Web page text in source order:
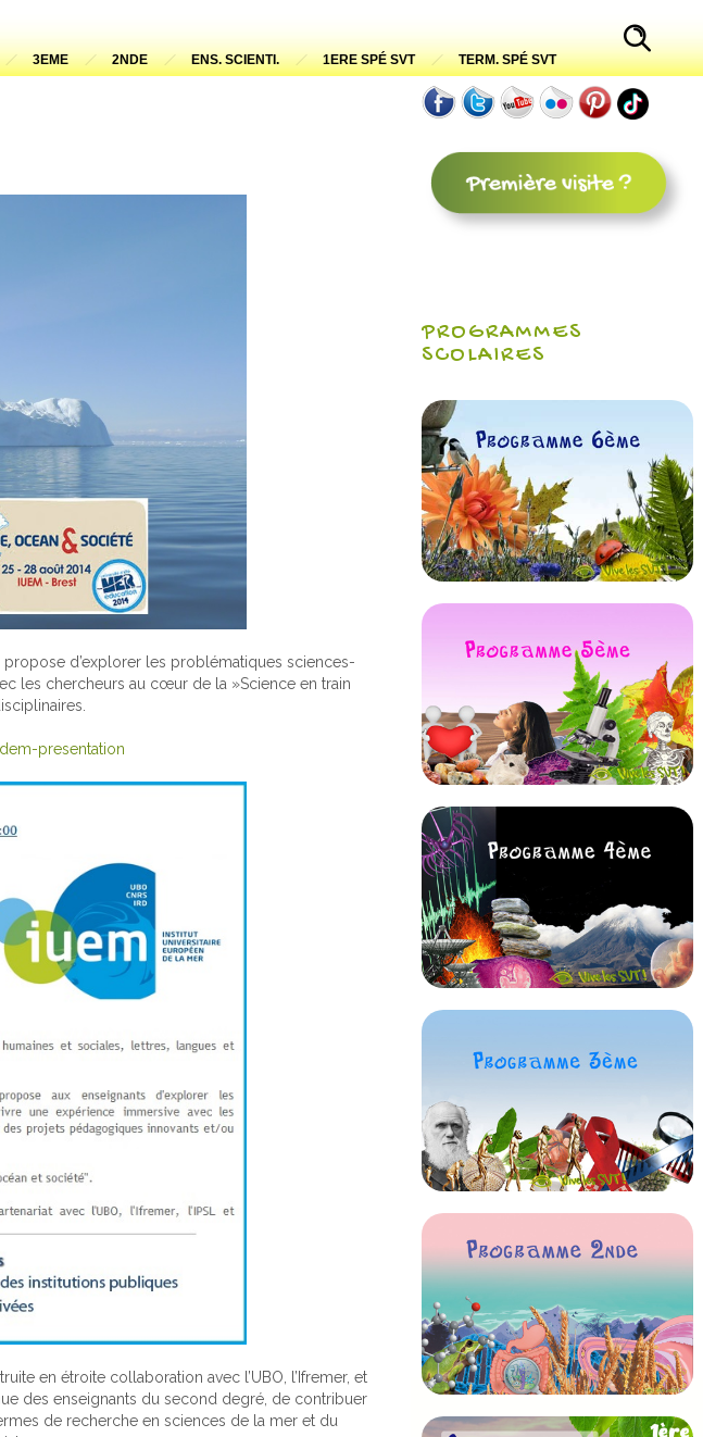
3EME 2NDE ENS. SCIENTI. 1ERE SPÉ SVT
TERM. SPÉ SVT
propose d’explorer les problématiques sciences-
les chercheurs au cœur de la »Science en train
presentation
en étroite collaboration avec l’UBO, l’Ifremer, et
des enseignants du second degré, de contribuer
de recherche en sciences de la mer et du
PROGRAMMES
SCOLAIRES